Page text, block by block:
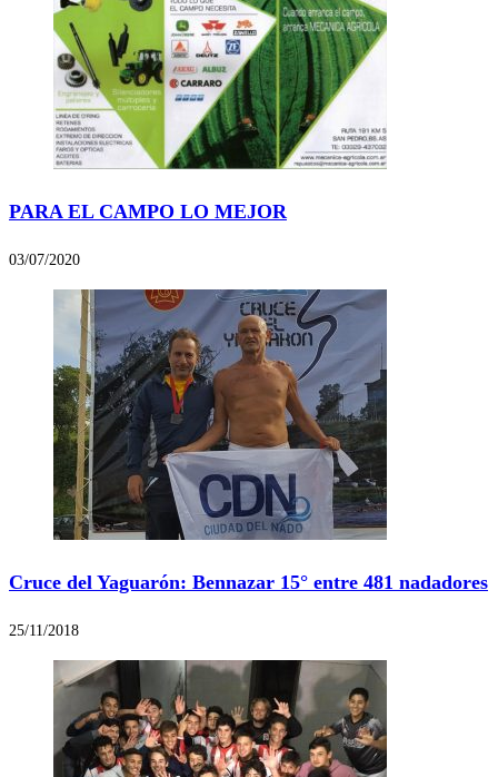
PARA EL CAMPO LO MEJOR
03/07/2020
Cruce del Yaguarón: Bennazar 15° entre 481 nadadores
25/11/2018